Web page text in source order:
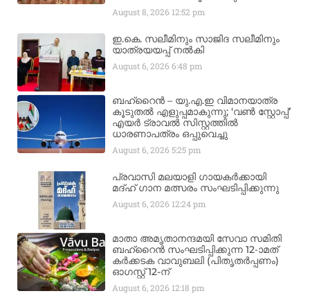
August 8, 2026 12:52 pm
ഇ.കെ. സലീമിനും സാജിദ സലീമിനും
യാത്രയയപ്പ് നൽകി
August 6, 20266:48 pm
ബഹ്‌റൈൻ – യു.എ.ഇ വിമാനയാത്ര
കൂടുതൽ എളുപ്പമാകുന്നു; ‘വൺ സ്റ്റോപ്പ്’
എയർ ട്രാവൽ സിസ്റ്റത്തിൽ
ധാരണാപത്രം ഒപ്പുവെച്ചു
August 6, 20265:25 pm
പ്രവാസി മലയാളി ഗായകർക്കായി
മദ്ഹ് ഗാന മത്സരം സംഘടിപ്പിക്കുന്നു
August 6, 2026 12:24 pm
മാതാ അമൃതാനന്ദമയി സേവാ സമിതി
ബഹ്‌റൈൻ സംഘടിപ്പിക്കുന്ന 12-ാമത്
കർക്കടക വാവുബലി (പിതൃതർപ്പണം)
ഓഗസ്റ്റ് 12-ന്
August 6, 2026 12:18 pm